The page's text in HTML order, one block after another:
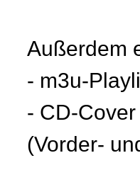
Außerdem
- m3u-
- CD-
(Vorder-